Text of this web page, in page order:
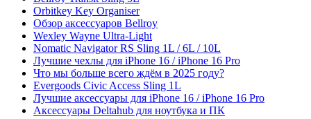
Orbitkey Key Organiser
Обзор аксессуаров Bellroy
Wexley Wayne Ultra-Light
Nomatic Navigator RS Sling 1L / 6L / 10L
Лучшие чехлы для iPhone 16 / iPhone 16 Pro
Что мы больше всего ждём в 2025 году?
Evergoods Civic Access Sling 1L
Лучшие аксессуары для iPhone 16 / iPhone 16 Pro
Аксессуары Deltahub для ноутбука и ПК